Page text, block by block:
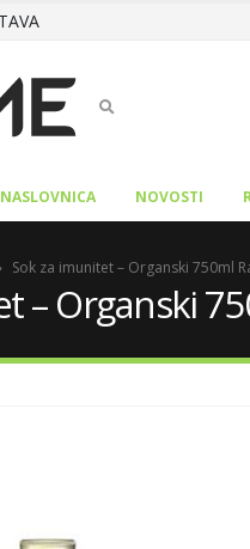
NASLOVNICA NOVOSTI
Sok za imunitet – Organski 750ml
– Organski